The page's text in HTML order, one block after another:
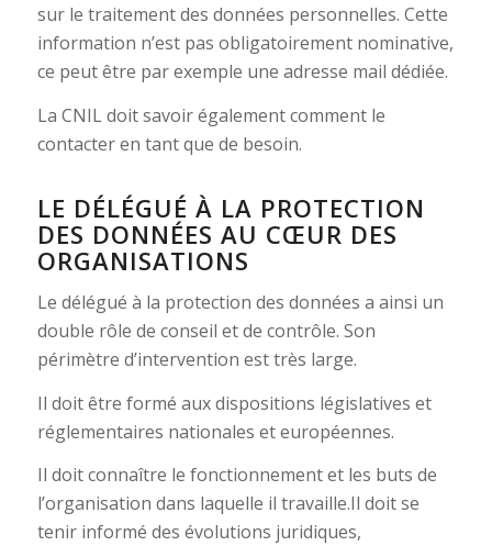
sur le traitement des données personnelles. Cette
information n’est pas obligatoirement nominative,
ce peut être par exemple une adresse mail dédiée.
La CNIL doit savoir également comment le
contacter en tant que de besoin.
LE DÉLÉGUÉ À LA PROTECTION
DES DONNÉES AU CŒUR DES
ORGANISATIONS
Le délégué à la protection des données a ainsi un
double rôle de conseil et de contrôle. Son
périmètre d’intervention est très large.
Il doit être formé aux dispositions législatives et
réglementaires nationales et européennes.
Il doit connaître le fonctionnement et les buts de
l’organisation dans laquelle il travaille.Il doit se
tenir informé des évolutions juridiques,